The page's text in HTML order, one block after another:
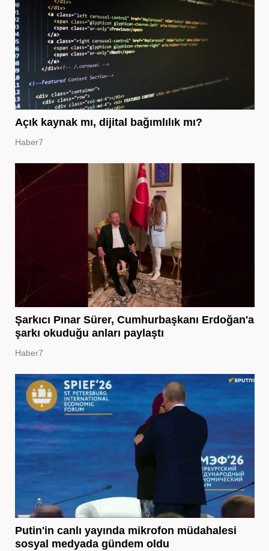
Açık kaynak mı, dijital bağımlılık mı?
Haber7
Şarkıcı Pınar Sürer, Cumhurbaşkanı Erdoğan'a
şarkı okuduğu anları paylaştı
Haber7
Putin'in canlı yayında mikrofon müdahalesi
sosyal medyada gündem oldu